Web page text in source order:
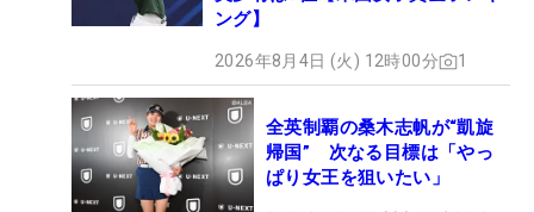
ング】
2026年8月4日 (火) 12時00分 1
全英制覇の桑木志帆が“凱旋
帰国” 次なる目標は「やっ
ぱり女王を狙いたい」